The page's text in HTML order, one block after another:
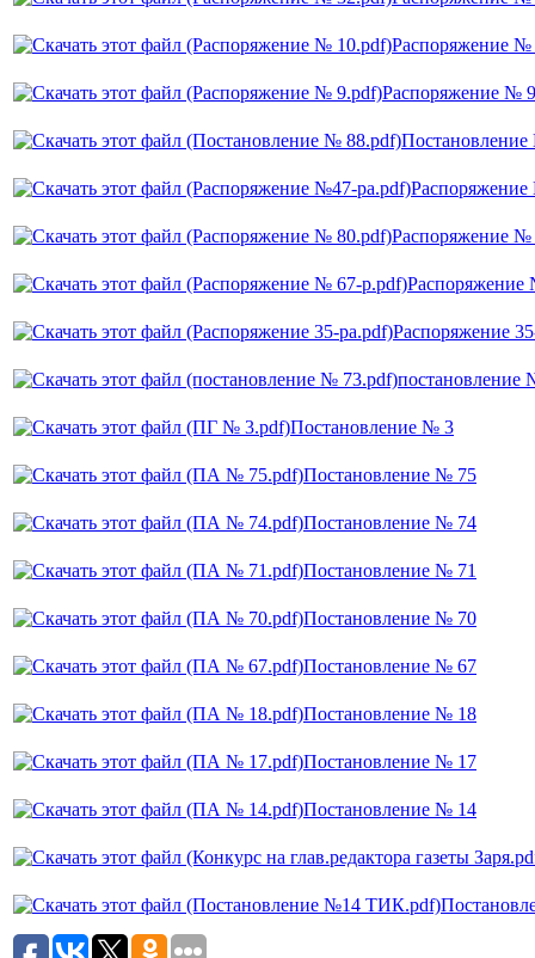
Распоряжение №
Распоряжение № 9
Распоряжение №
Распоряжение
Распоряжение
постановление
Постановление № 3
Постановление № 75
Постановление № 74
Постановление № 71
Постановление № 70
Постановление № 67
Постановление № 18
Постановление № 17
Постановление № 14